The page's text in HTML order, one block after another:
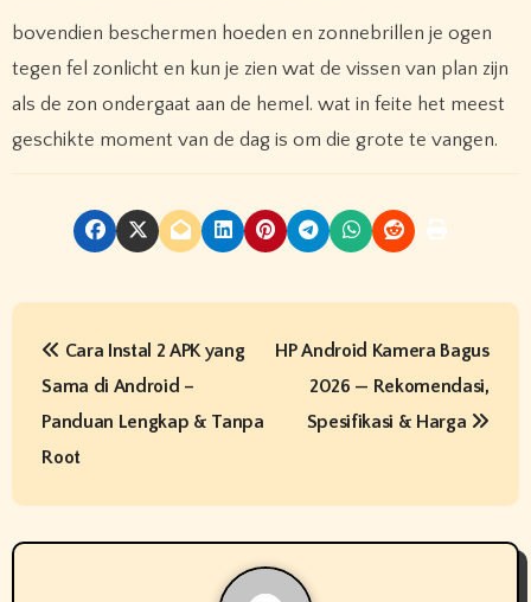
bovendien beschermen hoeden en zonnebrillen je ogen
tegen fel zonlicht en kun je zien wat de vissen van plan zijn
als de zon ondergaat aan de hemel. wat in feite het meest
geschikte moment van de dag is om die grote te vangen.
P
n
a
Cara Instal 2 APK yang
Sama di Android –
Panduan Lengkap & Tanpa
Root
HP Android Kamera Bagus
2026 — Rekomendasi,
Spesifikasi & Harga